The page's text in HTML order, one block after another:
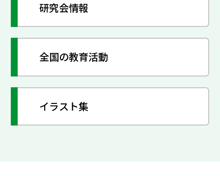
研究会情報
全国の教育活動
イラスト集